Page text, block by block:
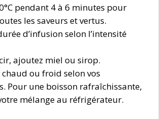
pendant 4 à 6 minutes pour
les saveurs et vertus.
d’infusion selon l’intensité
ajoutez miel ou sirop.
ou froid selon vos
Pour une boisson rafraîchissante,
mélange au réfrigérateur.